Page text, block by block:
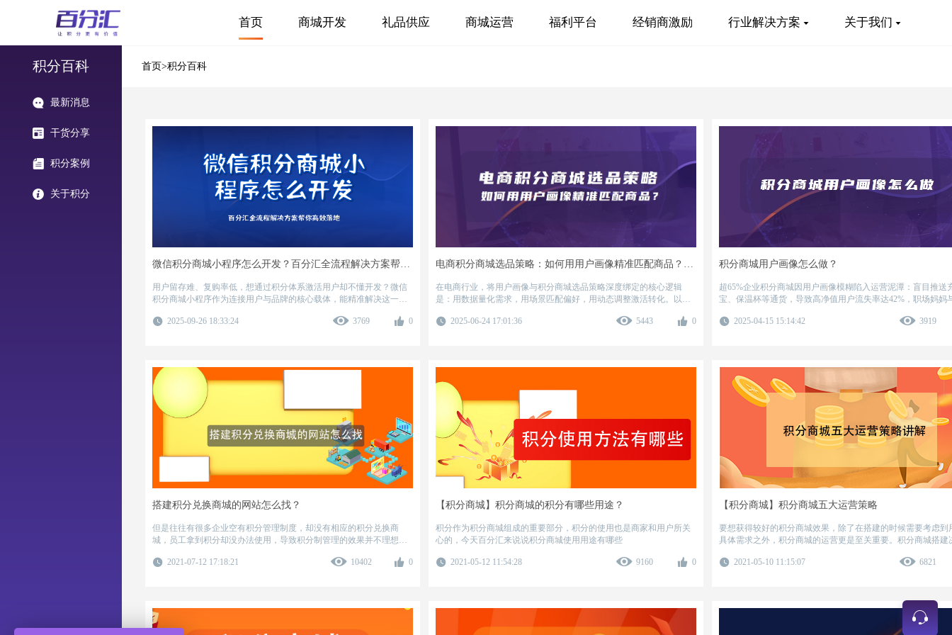
首页 商城开发 礼品供应 商城运营 福利平台 经销商激励 行业解决方案 关于我们
积分百科
最新消息
干货分享
积分案例
关于积分
首页>积分百科
微信积分商城小程序怎么开发？百分汇全流程解决方案帮你高效落地
用户留存难、复购率低，想通过积分体系激活用户却不懂开发？微信
积分商城小程序​作为连接用户与品牌的核心载体，能精准解决这一痛
2025-09-26 18:33:24
3769 0
电商积分商城选品策略：如何用用户画像精准匹配商品？实战解析
在电商行业，将用户画像与积分商城选品策略深度绑定的核心逻辑
是：用数据量化需求，用场景匹配偏好，用动态调整激活转化。以下
2025-06-24 17:01:36
5443 0
积分商城用户画像怎么做？
超65%企业积分商城因用户画像模糊陷入运营泥潭：盲目推送
宝、保温杯等通货，导致高净值用户流失率达42%，职场妈妈
无味的“成本黑洞”，如何破局？
2025-04-15 15:14:42 3919
搭建积分兑换商城的网站怎么找？
但是往往有很多企业空有积分管理制度，却没有相应的积分兑换商
城，员工拿到积分却没办法使用，导致积分制管理的效果并不理想。
分汇就来说说搭建积分兑换商城的网站怎么找？搭建积分兑换商城的
2021-07-12 17:18:21 10402 0
【积分商城】积分商城的积分有哪些用途？
积分作为积分商城组成的重要部分，积分的使用也是商家和用户所关
心的，今天百分汇来说说积分商城使用用途有哪些
2021-05-12 11:54:28 9160 0
【积分商城】积分商城五大运营策略
要想获得较好的积分商城效果，除了在搭建的时候需要考虑到
具体需求之外，积分商城的运营更是至关重要。积分商城搭建
2021-05-10 11:15:07
6821